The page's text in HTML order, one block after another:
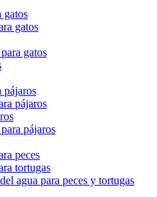
gatos
gatos
gatos
pájaros
pájaros
pájaros
peces
tortugas
agua para peces y tortugas